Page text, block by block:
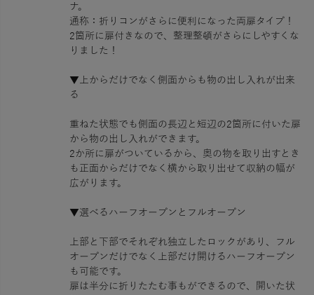
ナ。
通称：折りコンがさらに便利になった両扉タイプ！
2箇所に扉付きなので、整理整頓がさらにしやすくな
りました！
▼上からだけでなく側面からも物の出し入れが出来
る
重ねた状態でも側面の長辺と短辺の2箇所に付いた扉
から物の出し入れができます。
2か所に扉がついているから、奥の物を取り出すとき
も正面からだけでなく横から取り出せて収納の幅が
広がります。
▼選べるハーフオープンとフルオープン
上部と下部でそれぞれ独立したロックがあり、フル
オープンだけでなく上部だけ開けるハーフオープン
も可能です。
扉は半分に折りたたむ事もができるので、開いた状